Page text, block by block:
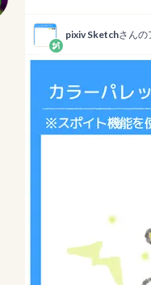
pixiv Sketchさんの